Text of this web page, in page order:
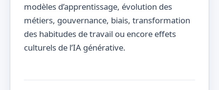
modèles d’apprentissage, évolution des
métiers, gouvernance, biais, transformation
des habitudes de travail ou encore effets
culturels de l’IA générative.